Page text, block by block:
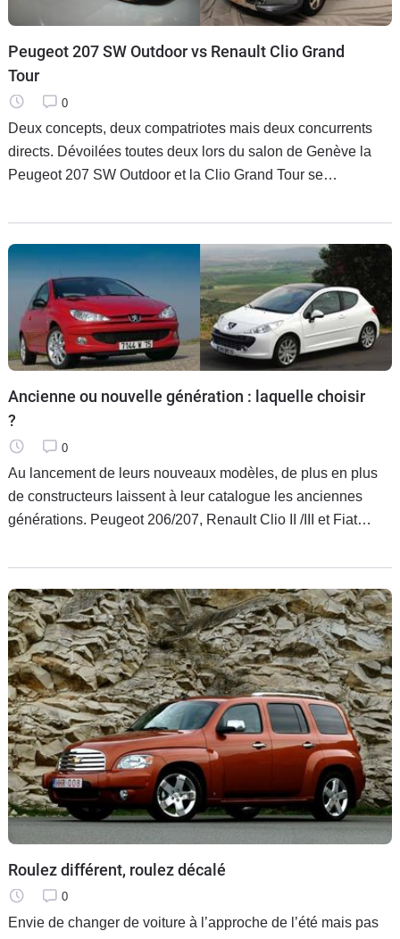
Peugeot 207 SW Outdoor vs Renault Clio Grand
Tour
0
Deux concepts, deux compatriotes mais deux concurrents
directs. Dévoilées toutes deux lors du salon de Genève la
Peugeot 207 SW Outdoor et la Clio Grand Tour se
polyvalent.
Ancienne ou nouvelle génération : laquelle choisir
?
0
Au lancement de leurs nouveaux modèles, de plus en plus
de constructeurs laissent à leur catalogue les anciennes
générations. Peugeot 206/207, Renault Clio II /III et Fiat
éléments de
Roulez différent, roulez décalé
0
Envie de changer de voiture à l’approche de l’été mais pas